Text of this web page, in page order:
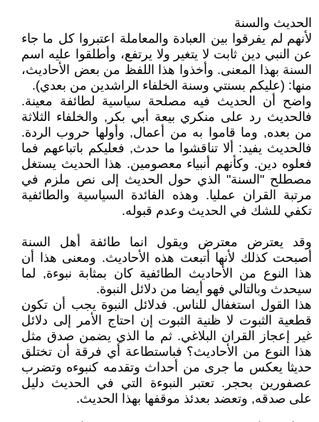
الحديث والسنة
لأنهم لم يفرقوا بين العبادة والمعاملة اعتبروا كل ما جاء
عن النبي دين ثابت لا يتغير ولا يرتفع، وأطلقوا عليه اسم
السنة بهذا المعنى. وأخذوا هذا اللفظ من بعض الأحاديث،
منها: (عليكم بسنتي وسنة الخلفاء الراشدين من بعدي).
واضح أن الحديث فيه مصلحة سياسية لطائفة معينة.
فالحديث رد على منكري بيعة أبي بكر, والخلفاء الثلاثة
من بعده, وما قاموا به من أعمال, وأولها حروب الردة.
فالحديث يفيد: ألا تناقشوا ما حدث, فعليكم باتباعهم فما
فعلوه دين. وكأنهم أنبياء معصومين. هذا الحديث يستغل
مصطلح "السنة" الذي حول الحديث إلى نص ملزم في
مرتبة القران عمليا. وهذه الفائدة السياسية والطائفية
تكفي للشك في الحديث وعدم قبوله.
وقد يعترض معترض ويقول انما طائفة أهل السنة
أصبحت كذلك لأنها أتبعت هذه الأحاديث. ومعنى هذا أن
هذا النوع من الأحاديث الطائفية كان بمثابة نبوءة, لما
سيحدث وبالتالي فهو أيضا من دلائل النبوة.
هذا القول استغفال للناس. فدلائل النبوة يجب أن تكون
قطعية الثبوت لا ظنية الثبوت إن احتاج الأمر إلى دلائل
غير إعجاز القران البلاغي. ثم ما الذي يضمن صدق مثل
هذا النوع من الأحاديث؟ فباستطاعة أي فرقة أن تختلق
حديثا يعكس ما جرى من أحداث وتقدمه كنبوءه وتضرب
عصفورين بحجر. تعتبر النبوءة التي في الحديث دليل
على صدقه, وتعضد بعدئذ موقفها بهذا الحديث.